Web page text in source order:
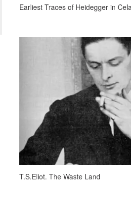
Earliest Traces of Heidegger in
T.S.Eliot. The Waste Land